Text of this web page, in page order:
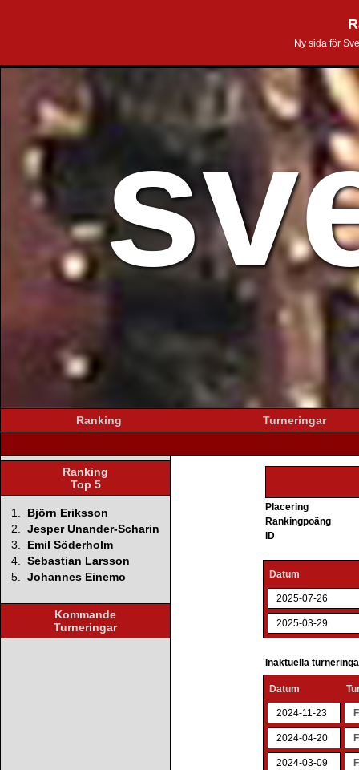
Ny sida för
Ranking Turneringar
Ranking
Top 5
1.
Björn Eriksson
2. Jesper Unander-Scharin
3.
Emil Söderholm
4. Sebastian Larsson
5. Johannes Einemo
Kommande
Turneringar
Placering
Rankingpoäng
ID
Datum
2025-07-26
2025-03-29
Inaktuella
Datum
2024-11-23
2024-04-20
2024-03-09